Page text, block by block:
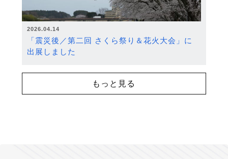
2026.04.14
「震災後／第二回 さくら祭り＆花火大会」に
出展しました
もっと見る